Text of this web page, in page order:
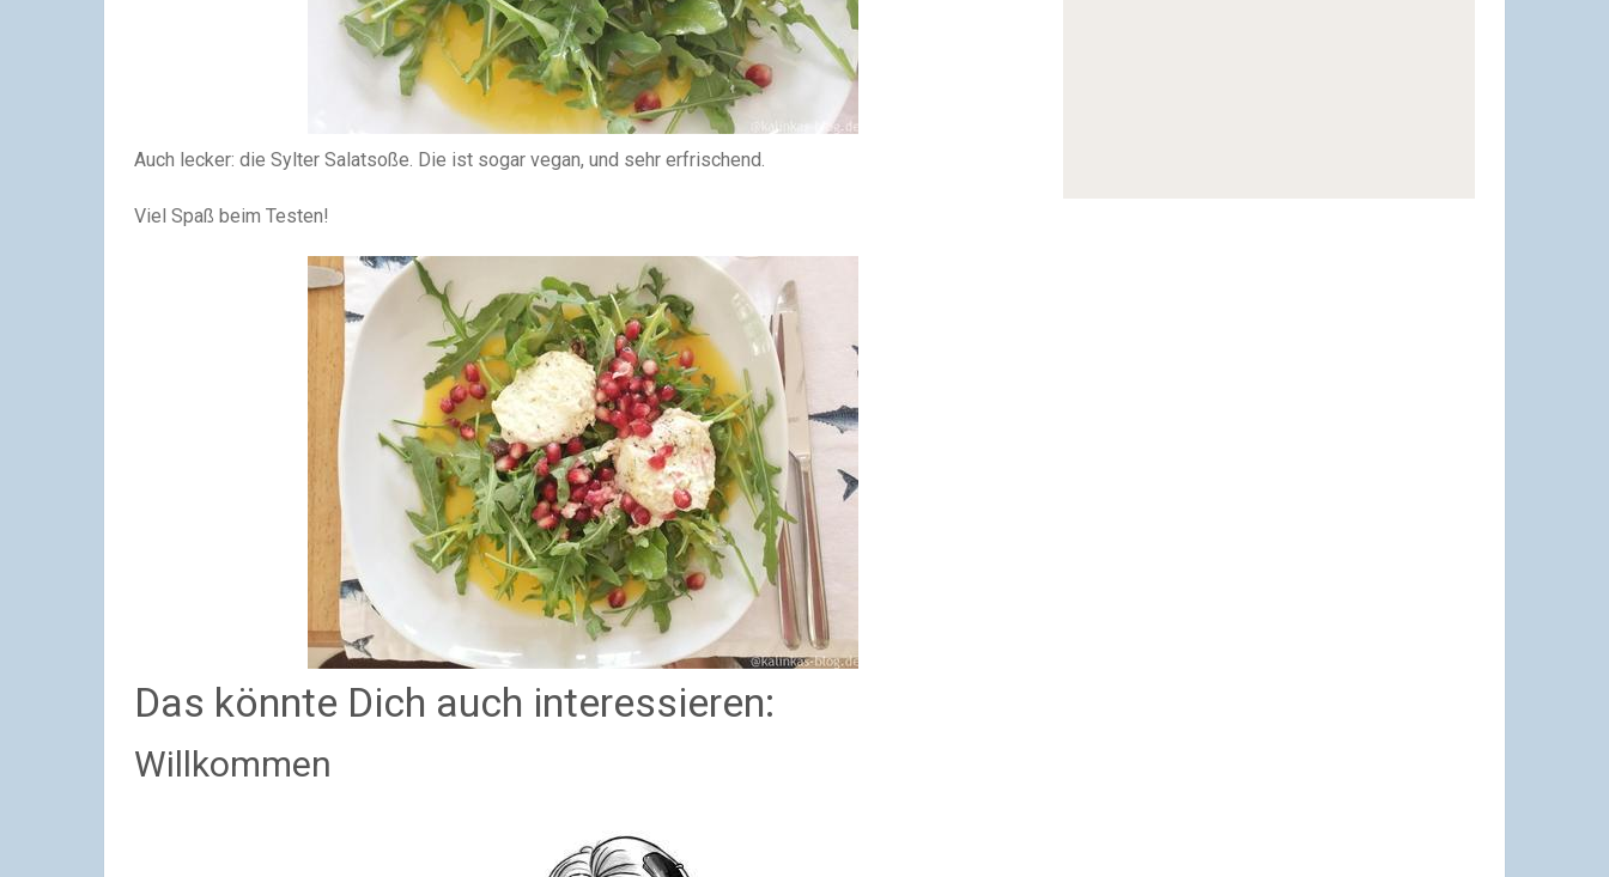
Auch lecker: die Sylter Salatsoße. Die ist sogar vegan, und sehr erfrischend.
Viel Spaß beim Testen!
Das könnte Dich auch interessieren:
Willkommen